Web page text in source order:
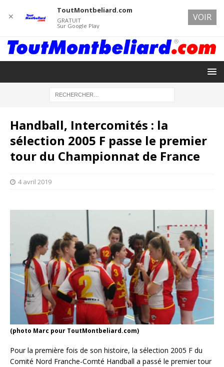
Handball, Intercomités : la
sélection 2005 F passe le premier
tour du Championnat de France
4 avril 2019
(photo Marc pour ToutMontbeliard.com)
Pour la première fois de son histoire, la sélection 2005 F du
Comité Nord Franche-Comté Handball a passé le premier tour
✕
ToutMontbeliard.com
GRATUIT
Sur Google Play
VOIR